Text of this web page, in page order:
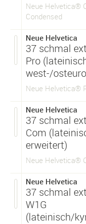
Neue Helvetica®
Condensed
Neue Helvetica
37 schmal
Pro
west-/
Neue Helvetica®
Neue Helvetica
37 schmal
Com
erweitert)
Neue Helvetica®
Neue Helvetica
37 schmal
W1G
(lateinisch/